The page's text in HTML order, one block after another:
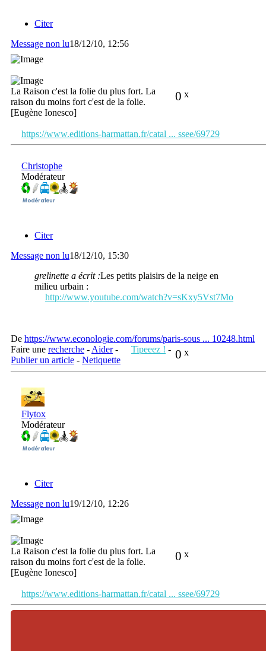
Citer
Message non lu18/12/10, 12:56
0 x
La Raison c'est la folie du plus fort. La
raison du moins fort c'est de la folie.
[Eugène Ionesco]
https://www.editions-harmattan.fr/catal ... ssee/69729
Christophe
Modérateur
Citer
Message non lu18/12/10, 15:30
grelinette a écrit :Les petits plaisirs de la neige en
milieu urbain :
http://www.youtube.com/watch?v=sKxy5Vst7Mo
De https://www.econologie.com/forums/paris-sous ... 10248.html
0 x
Faire une recherche - Aider- Tipeeez ! -
Publier un article - Netiquette
Flytox
Modérateur
Citer
Message non lu19/12/10, 12:26
0 x
La Raison c'est la folie du plus fort. La
raison du moins fort c'est de la folie.
[Eugène Ionesco]
https://www.editions-harmattan.fr/catal ... ssee/69729